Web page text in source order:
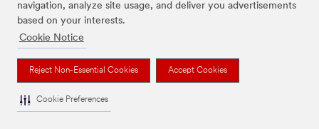
navigation, analyze site usage, and deliver you advertisements
based on your interests.
Cookie Notice
Reject Non-Essential Cookies Accept Cookies
Cookie Preferences